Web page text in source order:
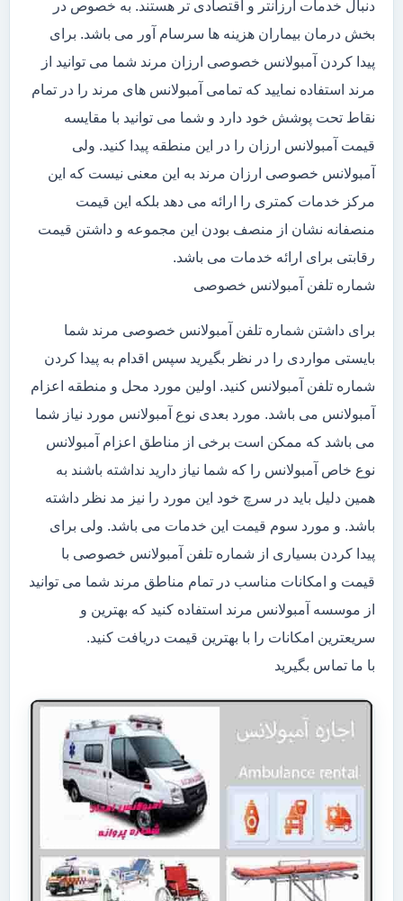
دنبال خدمات ارزانتر و اقتصادی تر هستند. به خصوص در
بخش درمان بیماران هزینه ها سرسام آور می باشد. برای
پیدا کردن آمبولانس خصوصی ارزان مرند شما می توانید از
مرند استفاده نمایید که تمامی آمبولانس های مرند را در تمام
نقاط تحت پوشش خود دارد و شما می توانید با مقایسه
قیمت آمبولانس ارزان را در این منطقه پیدا کنید. ولی
آمبولانس خصوصی ارزان مرند به این معنی نیست که این
مرکز خدمات کمتری را ارائه می دهد بلکه این قیمت
منصفانه نشان از منصف بودن این مجموعه و داشتن قیمت
رقابتی برای ارائه خدمات می باشد.
شماره تلفن آمبولانس خصوصی
برای داشتن شماره تلفن آمبولانس خصوصی مرند شما
بایستی مواردی را در نظر بگیرید سپس اقدام به پیدا کردن
شماره تلفن آمبولانس کنید. اولین مورد محل و منطقه اعزام
آمبولانس می باشد. مورد بعدی نوع آمبولانس مورد نیاز شما
می باشد که ممکن است برخی از مناطق اعزام آمبولانس
نوع خاص آمبولانس را که شما نیاز دارید نداشته باشند به
همین دلیل باید در سرچ خود این مورد را نیز مد نظر داشته
باشد. و مورد سوم قیمت این خدمات می باشد. ولی برای
پیدا کردن بسیاری از شماره تلفن آمبولانس خصوصی با
قیمت و امکانات مناسب در تمام مناطق مرند شما می توانید
از موسسه آمبولانس مرند استفاده کنید که بهترین و
سریعترین امکانات را با بهترین قیمت دریافت کنید.
با ما تماس بگیرید